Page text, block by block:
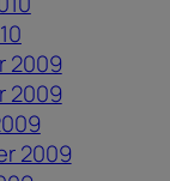
2009
2009
2009